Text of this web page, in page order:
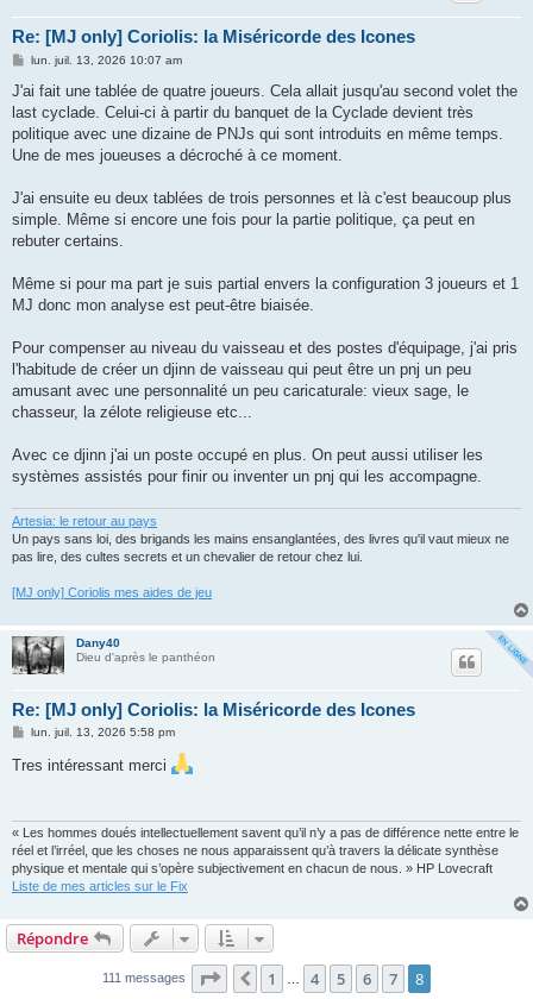
Re: [MJ only] Coriolis: la Miséricorde des Icones
M
s
a
g
lun. juil. 13, 2026 10:07 am
J'ai fait une tablée de quatre joueurs. Cela allait jusqu'au second volet the
last cyclade. Celui-ci à partir du banquet de la Cyclade devient très
politique avec une dizaine de PNJs qui sont introduits en même temps.
Une de mes joueuses a décroché à ce moment.
J'ai ensuite eu deux tablées de trois personnes et là c'est beaucoup plus
simple. Même si encore une fois pour la partie politique, ça peut en
rebuter certains.
Même si pour ma part je suis partial envers la configuration 3 joueurs et 1
MJ donc mon analyse est peut-être biaisée.
Pour compenser au niveau du vaisseau et des postes d'équipage, j'ai pris
l'habitude de créer un djinn de vaisseau qui peut être un pnj un peu
amusant avec une personnalité un peu caricaturale: vieux sage, le
chasseur, la zélote religieuse etc...
Avec ce djinn j'ai un poste occupé en plus. On peut aussi utiliser les
systèmes assistés pour finir ou inventer un pnj qui les accompagne.
Artesia: le retour au pays
Un pays sans loi, des brigands les mains ensanglantées, des livres qu'il vaut mieux ne
pas lire, des cultes secrets et un chevalier de retour chez lui.
[MJ only] Coriolis mes aides de jeu
Dany40
Dieu d'après le panthéon
Re: [MJ only] Coriolis: la Miséricorde des Icones
M
s
lun. juil. 13, 2026 5:58 pm
Tres intéressant merci
« Les hommes doués intellectuellement savent qu’il n’y a pas de différence nette entre le
réel et l’irréel, que les choses ne nous apparaissent qu’à travers la délicate synthèse
physique et mentale qui s’opère subjectivement en chacun de nous. » HP Lovecraft
Liste de mes articles sur le Fix
Répondre
111 messages Page sur
Précédent
1 4 5 6 7 8